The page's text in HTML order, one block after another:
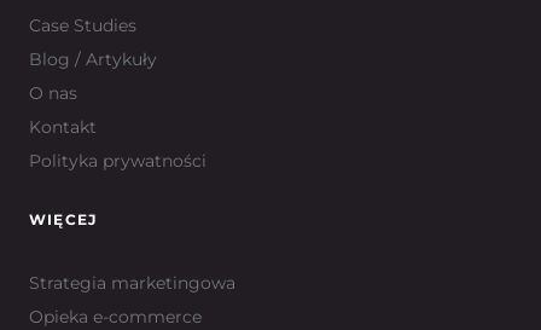
Case Studies
Blog / Artykuły
O nas
Kontakt
Polityka prywatności
WIĘCEJ
Strategia marketingowa
Opieka e-commerce